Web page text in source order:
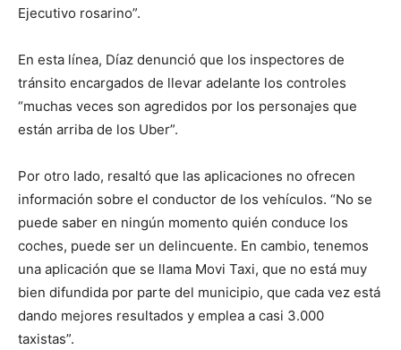
Ejecutivo rosarino”.
En esta línea, Díaz denunció que los inspectores de
tránsito encargados de llevar adelante los controles
“muchas veces son agredidos por los personajes que
están arriba de los Uber”.
Por otro lado, resaltó que las aplicaciones no ofrecen
información sobre el conductor de los vehículos. “No se
puede saber en ningún momento quién conduce los
coches, puede ser un delincuente. En cambio, tenemos
una aplicación que se llama Movi Taxi, que no está muy
bien difundida por parte del municipio, que cada vez está
dando mejores resultados y emplea a casi 3.000
taxistas”.